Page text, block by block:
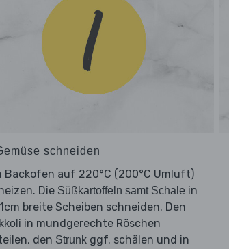
schneiden
Backofen auf 220°C (200°C Umluft)
Die Süßkartoffeln samt Schale in
breite Scheiben schneiden. Den
in mundgerechte Röschen
den Strunk ggf. schälen und in